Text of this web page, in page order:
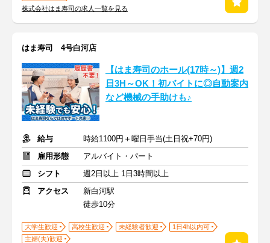
株式会社はま寿司の求人一覧を見る
はま寿司 4号白河店
【はま寿司のホール(17時～)】週2
日3H～OK！初バイトに◎自動案内
など機械の手助けも♪
給与
時給1100円＋曜日手当(土日祝+70円)
雇用形態
アルバイト・パート
シフト
週2日以上 1日3時間以上
アクセス
新白河駅
徒歩10分
大学生歓迎 高校生歓迎 未経験者歓迎
1日4h以内可
主婦(夫)歓迎